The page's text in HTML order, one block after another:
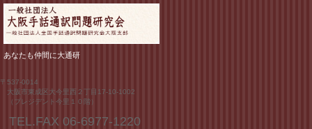
あなたも仲間に大通研
〒537-0014
大阪市東成区大今里西２丁目17-10-1002
（プレジデント今里１０階）
TEL.FAX 06-6977-1220